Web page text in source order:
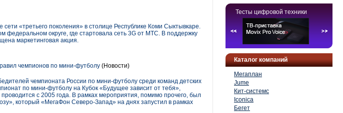
Тесты цифровой техники
Каталог компаний
Мегаплан
Jume
Кит-системс
Iconica
Бегет
«третьего поколения» в столице Республике Коми Сыктывкаре.
округе, где стартовала сеть 3G от МТС. В поддержку
маркетинговая акция.
чемпионов по мини-футболу (Новости)
чемпионата России по мини-футболу среди команд детских
по мини-футболу на Кубок «Будущее зависит от тебя»,
с 2005 года. В рамках мероприятия, помимо прочего, был
который «МегаФон Северо-Запад» на днях запустил в рамках